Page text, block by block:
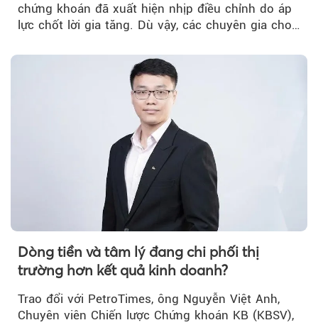
chứng khoán đã xuất hiện nhịp điều chỉnh do áp
lực chốt lời gia tăng. Dù vậy, các chuyên gia cho
Dòng tiền và tâm lý đang chi phối thị
trường hơn kết quả kinh doanh?
Trao đổi với PetroTimes, ông Nguyễn Việt Anh,
Chuyên viên Chiến lược Chứng khoán KB (KBSV),